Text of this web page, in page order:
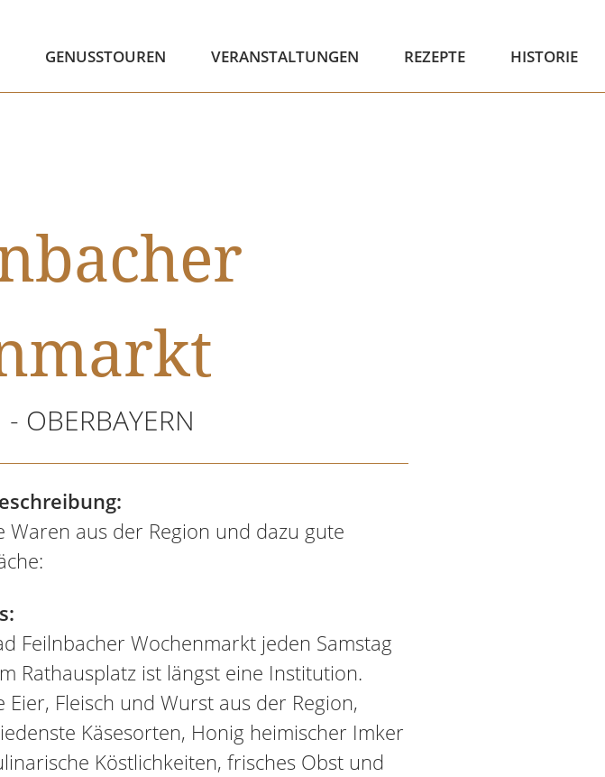
GENUSSTOUREN VERANSTALTUNGEN REZEPTE HISTORIE
OBERBAYERN
Waren aus der Region und dazu gute
Feilnbacher Wochenmarkt jeden Samstag
Rathausplatz ist längst eine Institution.
Eier, Fleisch und Wurst aus der Region,
Käsesorten, Honig heimischer Imker
Köstlichkeiten, frisches Obst und